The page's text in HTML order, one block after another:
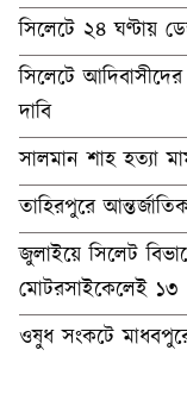
সিলেটে ২৪ ঘণ্টায়
সিলেটে
দাবি
সালমান শাহ হত্যা
তাহিরপুরে
জুলাইয়ে সিলেট
মোটরসাইকেলেই ১৩
ওষুধ সংকটে